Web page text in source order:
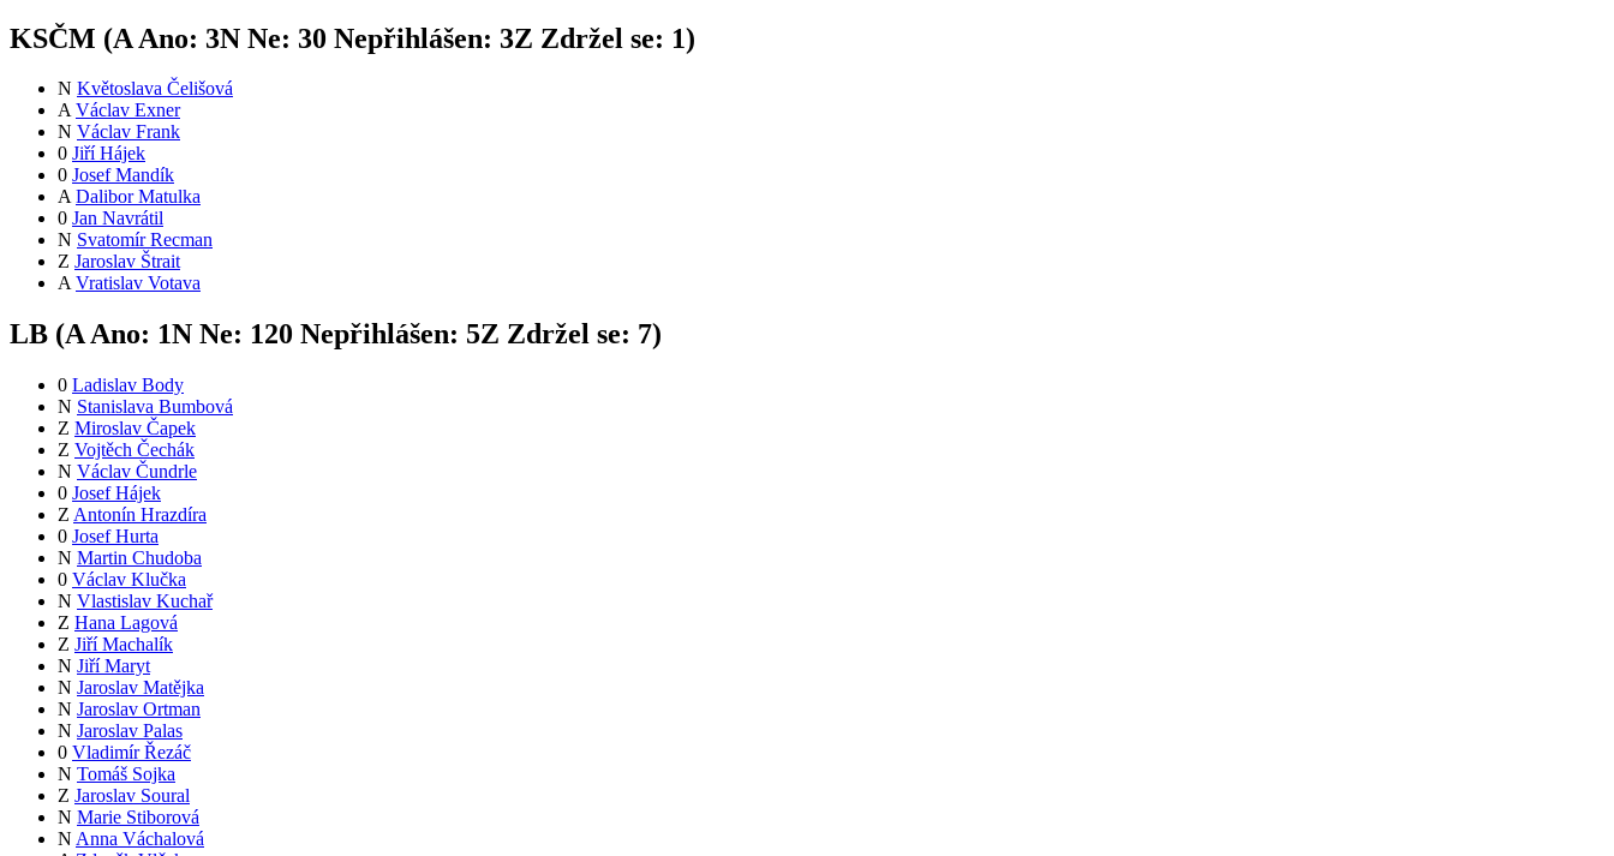
KSČM (A Ano: 3N Ne: 30 Nepřihlášen: 3Z Zdržel se: 1)
N Květoslava Čelišová
A Václav Exner
N Václav Frank
0 Jiří Hájek
0 Josef Mandík
A Dalibor Matulka
0 Jan Navrátil
N Svatomír Recman
Z Jaroslav Štrait
A Vratislav Votava
LB (AAno: 1N Ne: 120 Nepřihlášen: 5Z Zdržel se: 7)
0 Ladislav Body
N Stanislava Bumbová
Z Miroslav Čapek
Z Vojtěch Čechák
N Václav Čundrle
0 Josef Hájek
Z Antonín Hrazdíra
0 Josef Hurta
N Martin Chudoba
0 Václav Klučka
N Vlastislav Kuchař
Z Hana Lagová
Z Jiří Machalík
N Jiří Maryt
N Jaroslav Matějka
N Jaroslav Ortman
N Jaroslav Palas
0 Vladimír Řezáč
N Tomáš Sojka
Z Jaroslav Soural
N Marie Stiborová
N Anna Váchalová